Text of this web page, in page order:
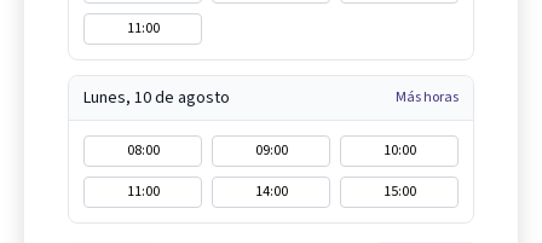
11:00
Lunes, 10 de agosto Más horas
08:00 09:00
10:00
11:00
14:00 15:00